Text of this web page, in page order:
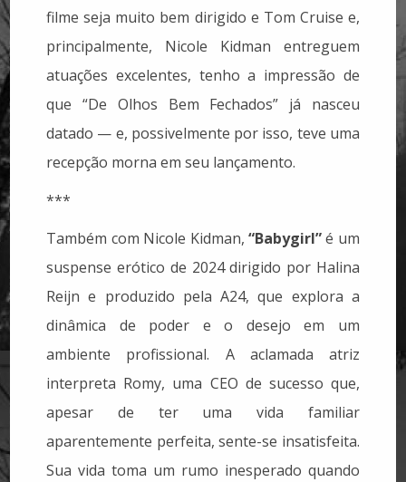
filme seja muito bem dirigido e Tom Cruise e,
principalmente, Nicole Kidman entreguem
atuações excelentes, tenho a impressão de
que “De Olhos Bem Fechados” já nasceu
datado — e, possivelmente por isso, teve uma
recepção morna em seu lançamento.
***
Também com Nicole Kidman, “Babygirl”é um
suspense erótico de 2024 dirigido por Halina
Reijn e produzido pela A24, que explora a
dinâmica de poder e o desejo em um
ambiente profissional. A aclamada atriz
interpreta Romy, uma CEO de sucesso que,
apesar de ter uma vida familiar
aparentemente perfeita, sente-se insatisfeita.
Sua vida toma um rumo inesperado quando